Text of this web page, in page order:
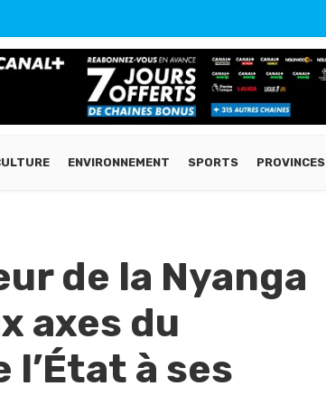
ENVIRONNEMENT SPORTS PROVINCES
de la Nyanga
axes du
à ses